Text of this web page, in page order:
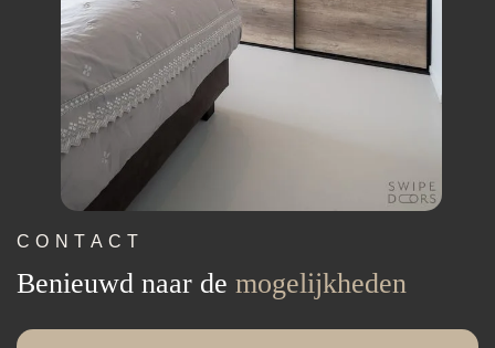
CONTACT
Benieuwd naar de mogelijkheden